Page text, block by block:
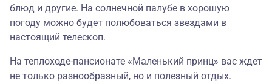
блюд и другие. На солнечной палубе в хорошую
погоду можно будет полюбоваться звездами в
настоящий телескоп.
На теплоходе-пансионате «Маленький принц» вас ждет
не только разнообразный, но и полезный отдых.